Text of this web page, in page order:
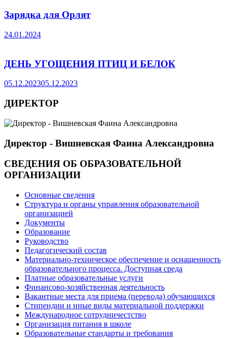
Зарядка для Орлят
24.01.2024
ДЕНЬ УГОЩЕНИЯ ПТИЦ И БЕЛОК
05.12.202305.12.2023
ДИРЕКТОР
Директор - Вишневская Фаина Александровна
СВЕДЕНИЯ ОБ ОБРАЗОВАТЕЛЬНОЙ
ОРГАНИЗАЦИИ
Основные сведения
Структура и органы управления образовательной
организацией
Документы
Образование
Руководство
Педагогический состав
Материально-техническое обеспечение и оснащенность
образовательного процесса. Доступная среда
Платные образовательные услуги
Финансово-хозяйственная деятельность
Вакантные места для приема (перевода) обучающихся
Стипендии и иные виды материальной поддержки
Международное сотрудничестство
Организация питания в школе
Образовательные стандарты и требования